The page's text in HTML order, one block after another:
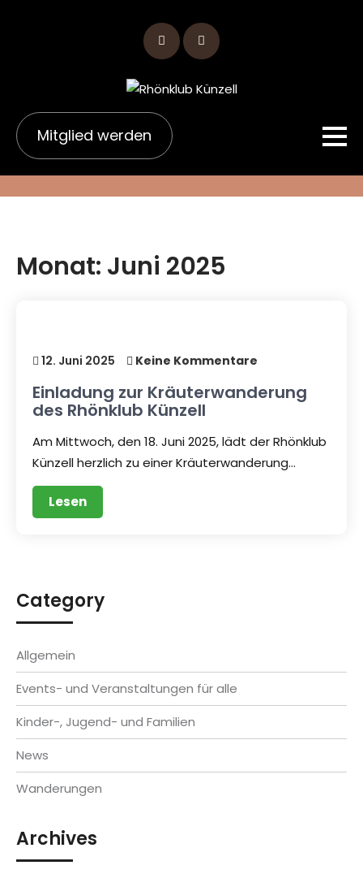
Mitglied werden
Monat: Juni 2025
12. Juni 2025 Keine Kommentare
Einladung zur Kräuterwanderung
des Rhönklub Künzell
Am Mittwoch, den 18. Juni 2025, lädt der Rhönklub
Künzell herzlich zu einer Kräuterwanderung…
Lesen
Category
Allgemein
Events- und Veranstaltungen für alle
Kinder-, Jugend- und Familien
News
Wanderungen
Archives